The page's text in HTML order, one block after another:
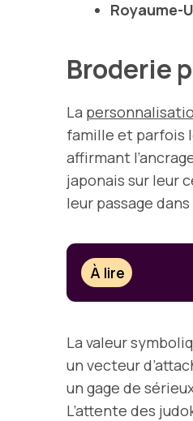
Royaume-
Broderie
La
famille et parfois
affirmant
japonais sur leur
leur passage
À lire
La valeur
un vecteur
un gage de
L’attente des